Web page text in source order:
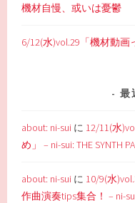
機材自慢、或いは憂鬱
6/12(水)vol.29「機材動画
最
about: ni-sui に 12/11(水
め」 – ni-sui: THE SYNTH
about: ni-sui に 10/9(水
作曲演奏tips集合！ – ni-sui: